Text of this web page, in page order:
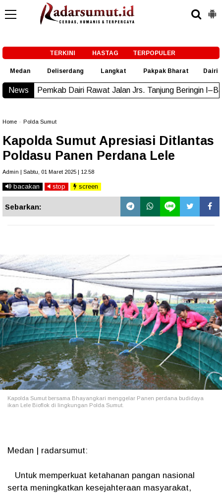
TERKINI HASTAG TERPOPULER
Medan Deliserdang Langkat Pakpak Bharat Dairi
News
Dairi Rawat Jalan Jrs. Tanjung Beringin I–Barisan Nauli
Home Polda Sumut
Kapolda Sumut Apresiasi Ditlantas
Poldasu Panen Perdana Lele
Admin | Sabtu, 01 Maret 2025 | 12.58
bacakan stop screen
Sebarkan:
Kapolda Sumut bersama Bhayangkari menggelar Panen perdana budidaya
ikan Lele Bioflok di lingkungan Polda Sumut.
Medan | radarsumut:
Untuk memperkuat ketahanan pangan nasional
serta meningkatkan kesejahteraan masyarakat,